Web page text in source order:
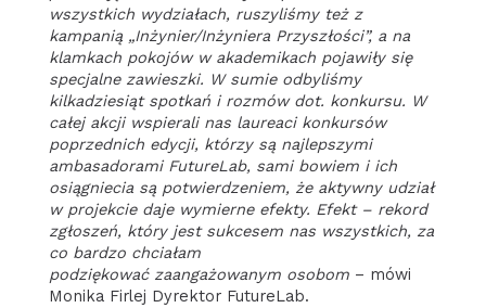
wszystkich wydziałach, ruszyliśmy też z
kampanią „Inżynier/Inżyniera Przyszłości”, a na
klamkach pokojów w akademikach pojawiły się
specjalne zawieszki. W sumie odbyliśmy
kilkadziesiąt spotkań i rozmów dot. konkursu. W
całej akcji wspierali nas laureaci konkursów
poprzednich edycji, którzy są najlepszymi
ambasadorami FutureLab, sami bowiem i ich
osiągniecia są potwierdzeniem, że aktywny udział
w projekcie daje wymierne efekty. Efekt – rekord
zgłoszeń, który jest sukcesem nas wszystkich, za
co bardzo chciałam
podziękować zaangażowanym osobom – mówi
Monika Firlej Dyrektor FutureLab.